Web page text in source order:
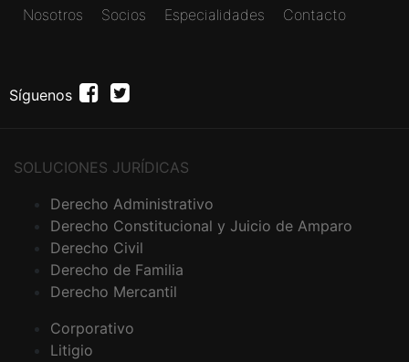
Nosotros (current)
Socios Especialidades Contacto
Síguenos
SOLUCIONES JURÍDICAS
Derecho Administrativo
Derecho Constitucional y Juicio de Amparo
Derecho Civil
Derecho de Familia
Derecho Mercantil
Corporativo
Litigio